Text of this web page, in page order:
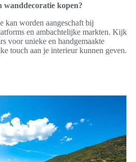
kopen?
kan worden aangeschaft bij
en ambachtelijke markten. Kijk
voor unieke en handgemaakte
touch aan je interieur kunnen geven.